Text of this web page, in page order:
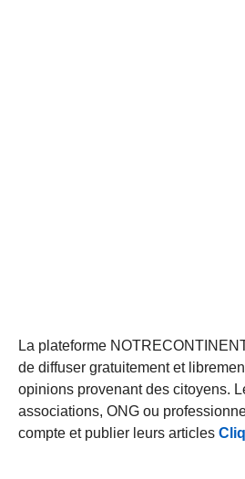
La plateforme
de diffuser gratuitement et
opinions provenant des citoyens.
associations, ONG ou
compte et publier leurs articles